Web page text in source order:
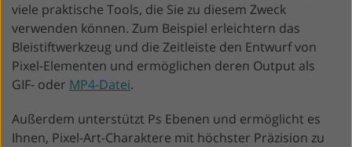
viele praktische Tools, die Sie zu diesem Zweck
verwenden können. Zum Beispiel erleichtern das
Bleistiftwerkzeug und die Zeitleiste den Entwurf von
Pixel-Elementen und ermöglichen deren Output als
GIF- oder MP4-Datei.
Außerdem unterstützt Ps Ebenen und ermöglicht es
Ihnen, Pixel-Art-Charaktere mit höchster Präzision zu